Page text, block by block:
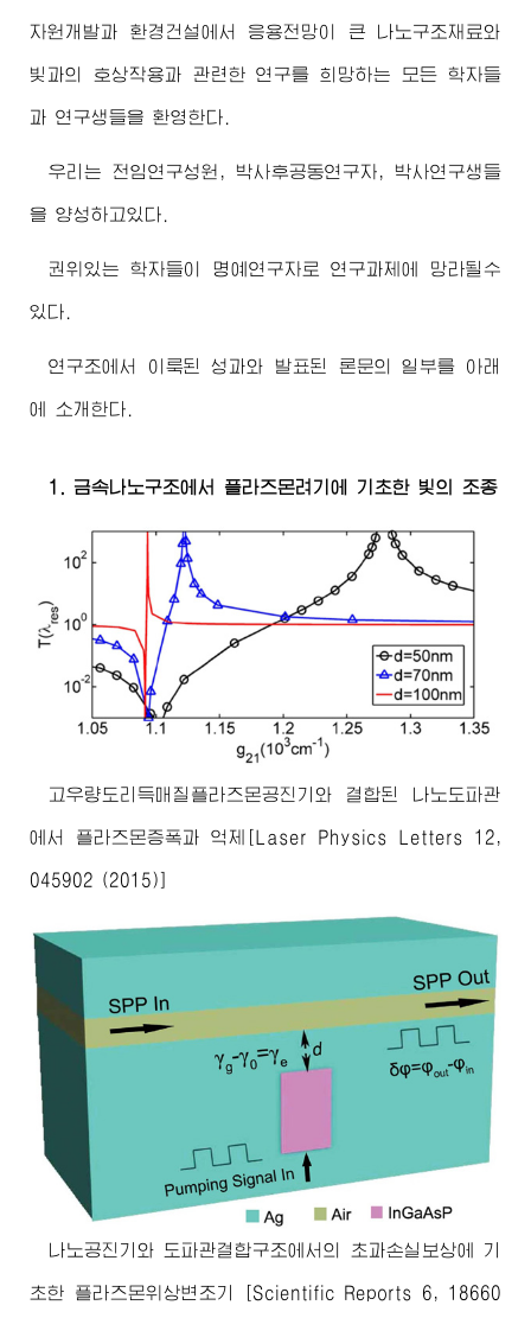
자원개발과 환경건설에서 응용전망이 큰 나노구조재료와
빛과의 호상작용과 관련한 연구를 희망하는 모든 학자들
과 연구생들을 환영한다.
우리는 전임연구성원, 박사후공동연구자, 박사연구생들
을 양성하고있다.
권위있는 학자들이 명예연구자로 연구과제에 망라될수
있다.
연구조에서 이룩된 성과와 발표된 론문의 일부를 아래
에 소개한다.
1. 금속나노구조에서 플라즈몬려기에 기초한 빛의 조종
고우량도리득매질플라즈몬공진기와 결합된 나노도파관
에서 플라즈몬증폭과 억제[Laser Physics Letters 12,
045902 (2015)]
나노공진기와 도파관결합구조에서의 초과손실보상에 기
초한 플라즈몬위상변조기 [Scientific Reports 6, 18660